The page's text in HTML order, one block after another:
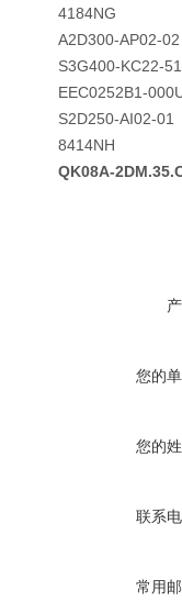
4184NG
A2D300-AP02-02
S3G400-KC22-51
EEC0252B1-
S2D250-AI02-01
8414NH
QK08A-
您的
您的
联系
常用